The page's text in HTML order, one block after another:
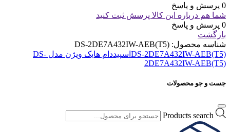
0 پرسش و پاسخ
شما هم درباره این کالا پرسش ثبت کنید
0 پرسش و پاسخ
بازگشت
شناسه محصول: DS-2DE7A432IW-AEB(T5)
DS-2DE7A432IW-AEB(T5)
اسپیددام هایک ویژن مدل DS-
2DE7A432IW-AEB(T5)
جست و جو محصولات
Products search